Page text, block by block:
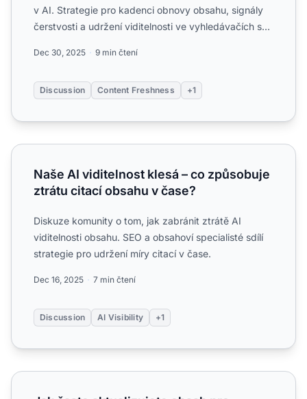
v AI. Strategie pro kadenci obnovy obsahu, signály
čerstvosti a udržení viditelnosti ve vyhledávačích s
Dec 30, 2025 9 min čtení
Discussion Content Freshness +1
Naše AI viditelnost klesá – co způsobuje ztrátu citací
Naše AI viditelnost klesá – co způsobuje
ztrátu citací obsahu v čase?
Diskuze komunity o tom, jak zabránit ztrátě AI
viditelnosti obsahu. SEO a obsahoví specialisté sdílí
strategie pro udržení míry citací v čase.
Dec 16, 2025 7 min čtení
Discussion AI Visibility +1
Jak často aktualizujete obsah pro viditelnost v AI? Jaká